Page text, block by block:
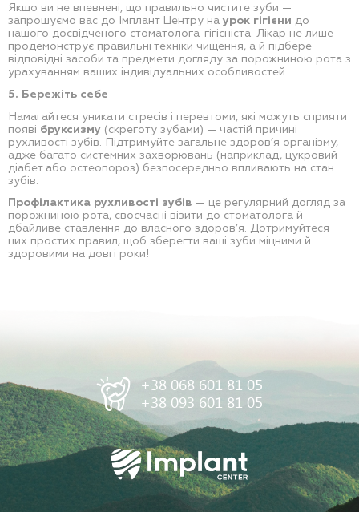
Якщо ви не впевнені, що правильно чистите зуби —
запрошуємо вас до Імплант Центру на урок гігієни до
нашого досвідченого стоматолога-гігієніста. Лікар не лише
продемонструє правильні техніки чищення, а й підбере
відповідні засоби та предмети догляду за порожниною рота з
урахуванням ваших індивідуальних особливостей.
5. Бережіть себе
Намагайтеся уникати стресів і перевтоми, які можуть сприяти
появі бруксизму (скреготу зубами) — частій причині
рухливості зубів. Підтримуйте загальне здоров’я організму,
адже багато системних захворювань (наприклад, цукровий
діабет або остеопороз) безпосередньо впливають на стан
зубів.
Профілактика рухливості зубів — це регулярний догляд за
порожниною рота, своєчасні візити до стоматолога й
дбайливе ставлення до власного здоров’я. Дотримуйтеся
цих простих правил, щоб зберегти ваші зуби міцними й
здоровими на довгі роки!
+38 068 601 81 05
+38 093 601 81 05